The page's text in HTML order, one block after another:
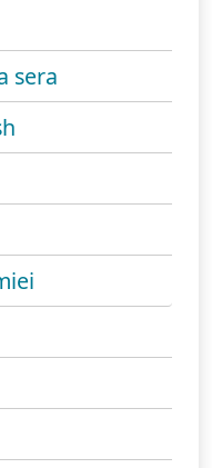
sera